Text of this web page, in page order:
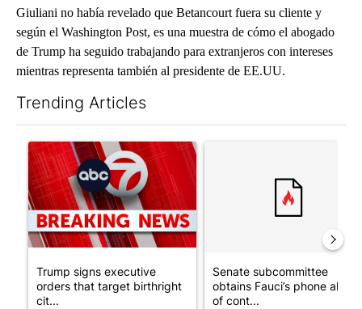
Giuliani no había revelado que Betancourt fuera su cliente y
según el Washington Post, es una muestra de cómo el abogado
de Trump ha seguido trabajando para extranjeros con intereses
mientras representa también al presidente de EE.UU.
Trending Articles
A trending article titled "Trump signs executive orders that
Trump signs executive
orders that target birthright
cit...
Senate subcommittee
obtains Fauci’s phone ahead
of cont...